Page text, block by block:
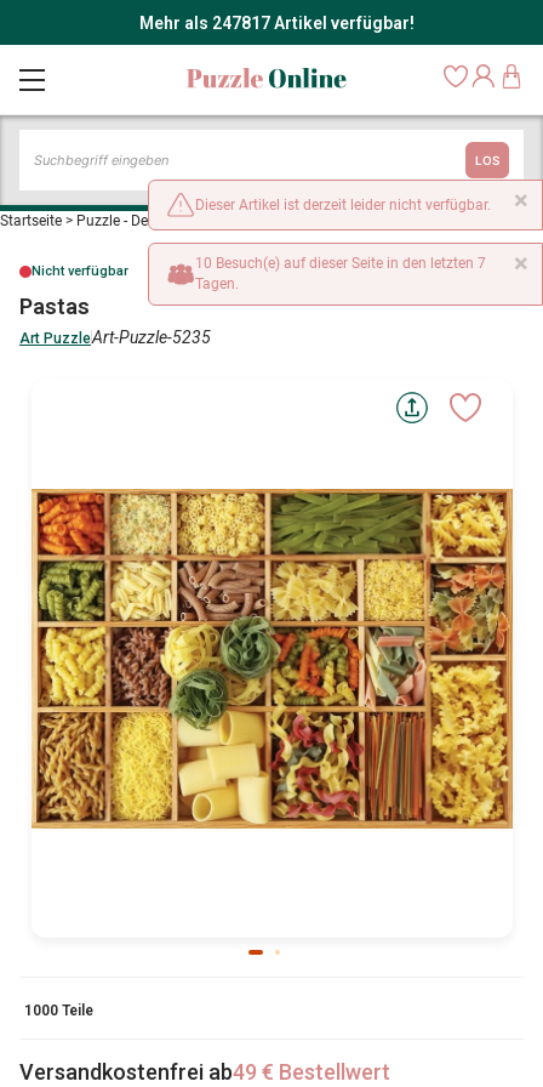
Mehr als 247817 Artikel verfügbar!
LOS
Startseite > Puzzle - Dekoration und Objekte
Nicht verfügbar
Pastas
Art PuzzleArt-Puzzle-5235
1000 Teile
Versandkostenfrei ab49 € Bestellwert
×
Dieser Artikel ist derzeit leider nicht verfügbar.
×
10 Besuch(e) auf dieser Seite in den letzten 7
Tagen.